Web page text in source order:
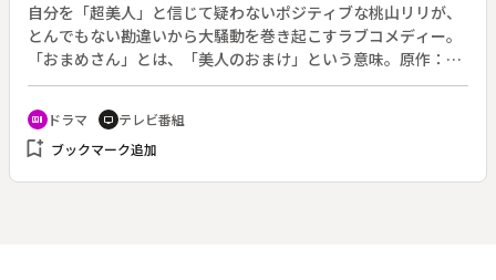
自分を「超美人」と信じて疑わないポジティブな桃山リリが、
とんでもない勘違いから大騒動を巻き起こすラブコメディー。
「おまめさん」とは、「美人のおまけ」という意味。原作：鈴
木由美子、脚本：高山直也。（２００６年１０月１３日～１２
月１５日放送、全１０回）◆最終回。恭太郎（柏原収史）はア
ンナ（杏さゆり）に距離を置こうと言われ、落ち込んでいた。
一方、リリ（ベッキー）は王子（桐島優介）にプロポーズさ
recent_actors ドラマ tv テレビ番組
bookmark_add ブックマーク追加